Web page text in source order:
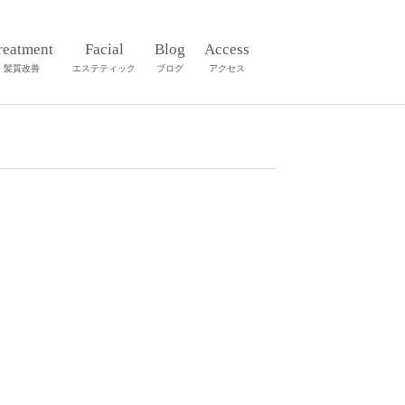
髪質改善
Facial
エステティック
Blog
ブログ
Access
アクセス